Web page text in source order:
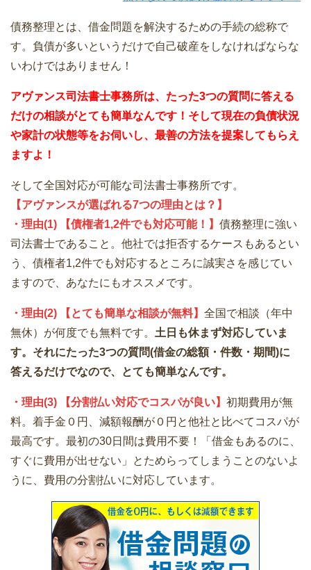
債務整理とは、借金問題を解決するための手続の総称で
す。負債が多いというだけで自己破産をしなければならな
いわけではありません！
アヴァンス司法書士事務所は、 たった3つの質問に答える
だけの相談がとても簡単なんです！そして現在の負債状況
や家計の状態等をお伺いし、最善の方法を提案してもらえ
ますよ！
そして全国対応が可能な司法書士事務所です。
【アヴァンスが選ばれる7つの理由とは？】
・理由(1) 【債権者1,2件でも対応可能！】 債務整理に強い
司法書士であること。他社では拒否するケースもあるとい
う、債権者1,2件でも対応するところに誠実さを感じてい
ますので、あなたにもオススメです。
・ 理由(2) 【とても簡単な相談が無料】 全国で相談（年中
無休）が何度でも無料です。 土日も休まず対応していま
す。それにたった3つの質問(借金の総額・件数・期間)に
答えるだけでなので、とても簡単なんです。
・理由(3) 【分割払い対応でコスパが良い】 初期費用が無
料。着手金０円、減額報酬が０円と他社と比べてコスパが
最高です。最初の30日間は費用不要！「借金もあるのに、
すぐに費用が出せない」とためらってしまうことのないよ
うに、費用の分割払いに対応しています。